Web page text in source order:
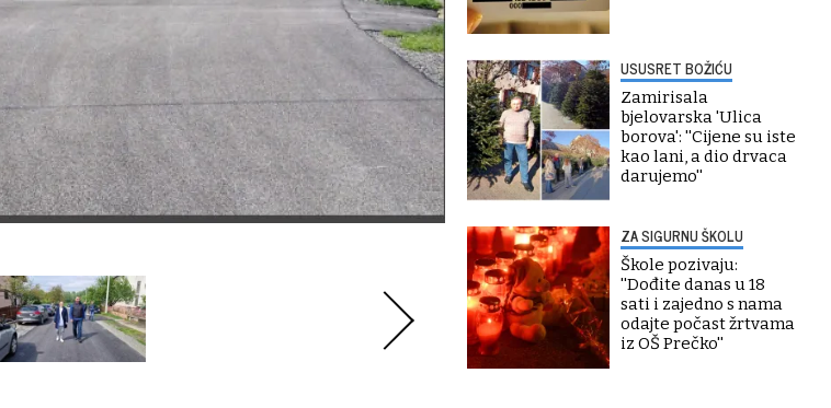
USUSRET BOŽIĆU
Zamirisala
bjelovarska 'Ulica
borova': ''Cijene su iste
kao lani, a dio drvaca
darujemo''
ZA SIGURNU ŠKOLU
Škole pozivaju:
''Dođite danas u 18
sati i zajedno s nama
odajte počast žrtvama
iz OŠ Prečko''